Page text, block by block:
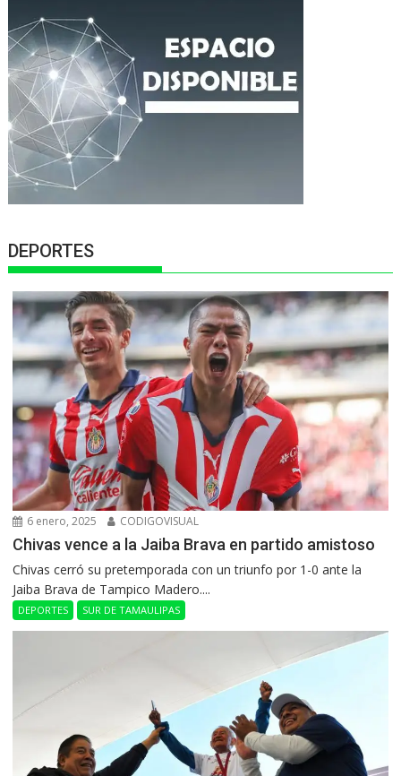
DEPORTES
6 enero, 2025 CODIGOVISUAL
Chivas vence a la Jaiba Brava en partido amistoso
Chivas cerró su pretemporada con un triunfo por 1-0 ante la
Jaiba Brava de Tampico Madero....
DEPORTES SUR DE TAMAULIPAS